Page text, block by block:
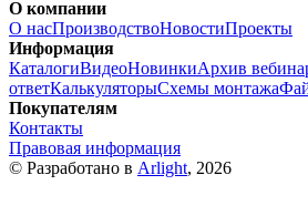
О компании
О насПроизводствоНовостиПроекты
Информация
КаталогиВидеоНовинкиАрхив
ответКалькуляторыСхемы монтажа
Покупателям
Контакты
Правовая информация
© Разработано в Arlight, 2026